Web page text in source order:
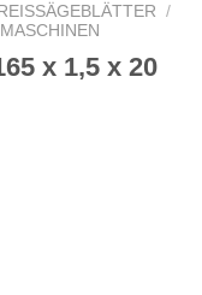
/
x 1,5 x 20